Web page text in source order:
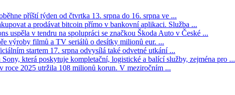
příští týden od čtvrtka 13. srpna do 16. srpna ve ...
a prodávat bitcoin přímo v bankovní aplikaci. Služba ...
uspěla v tendru na spolupráci se značkou Škoda Auto v České ...
výroby filmů a TV seriálů o desítky milionů eur. ...
startem 17. srpna odvysílá také odvetné utkání ...
která poskytuje kompletační, logistické a balící služby, zejména pro ...
2025 utržila 108 milionů korun. V meziročním ...